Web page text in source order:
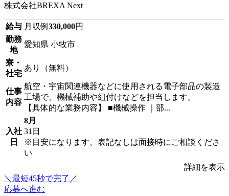
株式会社BREXA Next
給与 月収例 330,000円
勤務
地
愛知県 小牧市
寮・
社宅
あり（無料）
仕事
内容
航空・宇宙関連機器などに使用される電子部品の製造
工場で、機械補助や組付けなどを担当します。
【具体的な業務内容】 ■機械操作 ｜部...
入社
日
8月
31日
※目安になります、表記なしは面接時にご相談くださ
い
詳細を表示
＼最短45秒で完了／
応募へ進む